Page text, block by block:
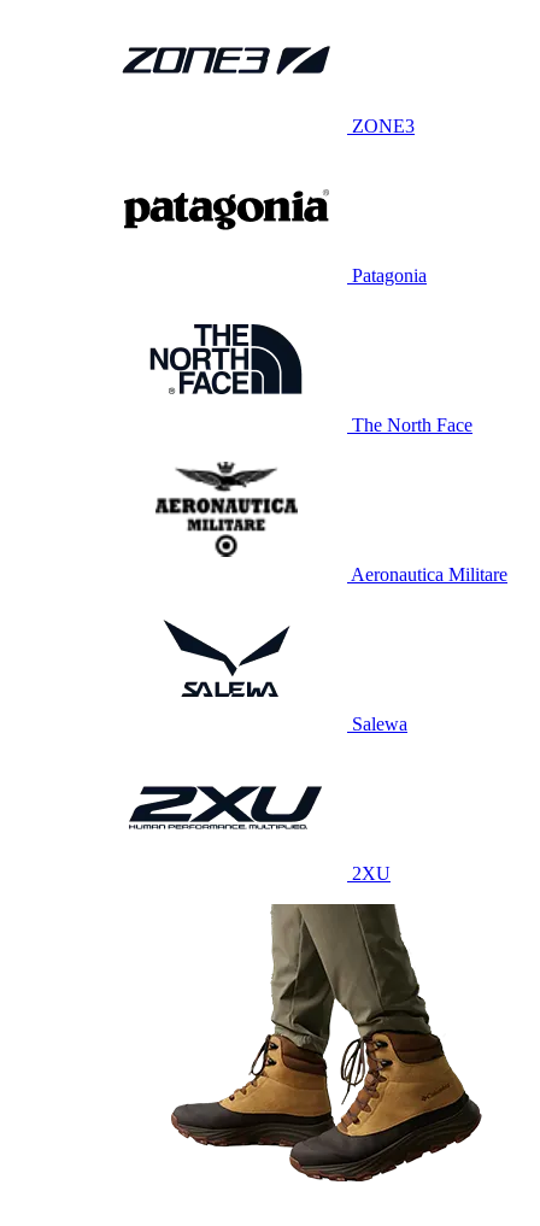
ZONE3
Patagonia
The North Face
Aeronautica Militare
Salewa
2XU